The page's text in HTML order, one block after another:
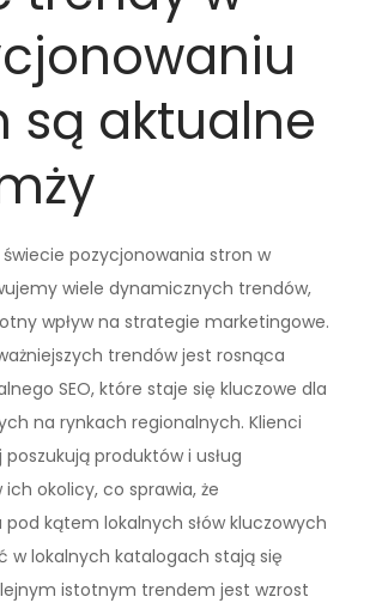
są aktualne
świecie pozycjonowania stron w
wiele dynamicznych trendów,
wpływ na strategie marketingowe.
trendów jest rosnąca
SEO, które staje się kluczowe dla
na rynkach regionalnych. Klienci
produktów i usług
okolicy, co sprawia, że
kątem lokalnych słów kluczowych
w lokalnych katalogach stają się
istotnym trendem jest wzrost